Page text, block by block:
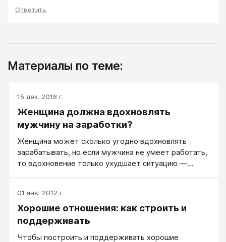
Ответить
Материалы по теме:
15 дек. 2018 г.
Женщина должна вдохновлять
мужчину на заработки?
Женщина может сколько угодно вдохновлять
зарабатывать, но если мужчина не умеет работать,
то вдохновение только ухудшает ситуацию —
руки.
01 янв. 2012 г.
Хорошие отношения: как строить и
поддерживать
Чтобы построить и поддерживать хорошие